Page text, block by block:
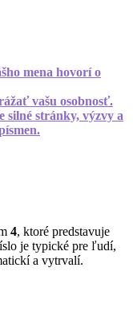
mena hovorí o
vašu osobnosť.
silné stránky, výzvy a
4, ktoré predstavuje
je typické pre ľudí,
a vytrvalí.